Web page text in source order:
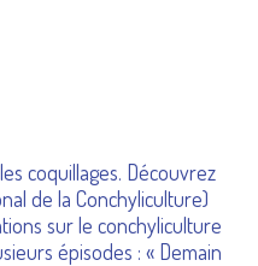
coquillages. Découvrez
de la Conchyliculture)
sur le conchyliculture
épisodes : « Demain